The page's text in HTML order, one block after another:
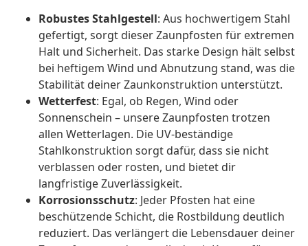
Robustes Stahlgestell: Aus hochwertigem Stahl
gefertigt, sorgt dieser Zaunpfosten für extremen
Halt und Sicherheit. Das starke Design hält selbst
bei heftigem Wind und Abnutzung stand, was die
Stabilität deiner Zaunkonstruktion unterstützt.
Wetterfest: Egal, ob Regen, Wind oder
Sonnenschein – unsere Zaunpfosten trotzen
allen Wetterlagen. Die UV-beständige
Stahlkonstruktion sorgt dafür, dass sie nicht
verblassen oder rosten, und bietet dir
langfristige Zuverlässigkeit.
Korrosionsschutz: Jeder Pfosten hat eine
beschützende Schicht, die Rostbildung deutlich
reduziert. Das verlängert die Lebensdauer deiner